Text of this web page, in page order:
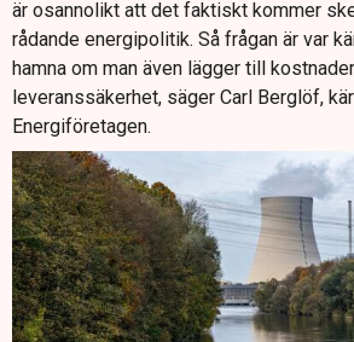
är osannolikt att det faktiskt kommer
rådande energipolitik. Så frågan är var
hamna om man även lägger till
leveranssäkerhet, säger Carl Berglöf,
Energiföretagen.